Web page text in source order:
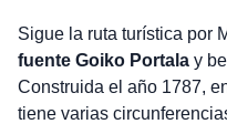
Sigue la ruta turística por
fuente Goiko Portalay
Construida el año 1787,
tiene varias